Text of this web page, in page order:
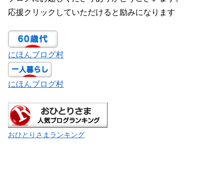
応援クリックしていただけると励みになります
にほんブログ村
にほんブログ村
おひとりさまランキング